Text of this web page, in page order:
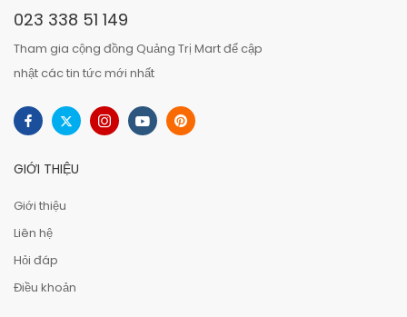
023 338 51 149
Tham gia cộng đồng Quảng Trị Mart để cập
nhật các tin tức mới nhất
GIỚI THIỆU
Giới thiệu
Liên hệ
Hỏi đáp
Điều khoản